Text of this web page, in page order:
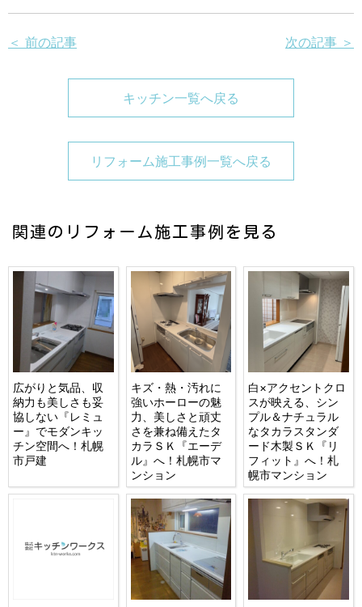
＜ 前の記事 次の記事 ＞
キッチン一覧へ戻る
リフォーム施工事例一覧へ戻る
関連のリフォーム施工事例を見る
広がりと気品、収
納力も美しさも妥
協しない『レミュ
ー』でモダンキッ
チン空間へ！札幌
市戸建
キズ・熱・汚れに
強いホーローの魅
力、美しさと頑丈
さを兼ね備えたタ
カラＳＫ『エーデ
ル』へ！札幌市マ
ンション
白×アクセントクロ
スが映える、シン
プル＆ナチュラル
なタカラスタンダ
ード木製ＳＫ『リ
フィット』へ！札
幌市マンション